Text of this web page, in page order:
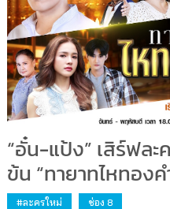
“อั๋น-แป้ง” เสิร์ฟละ
ข้น “ทายาทไหทองค
#ละครใหม่ ช่อง 8